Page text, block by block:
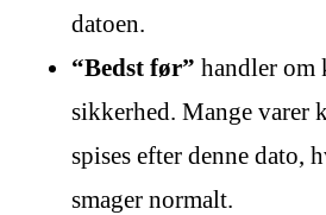
datoen.
“Bedst før” handler
sikkerhed. Mange varer
spises efter denne dato,
smager normalt.